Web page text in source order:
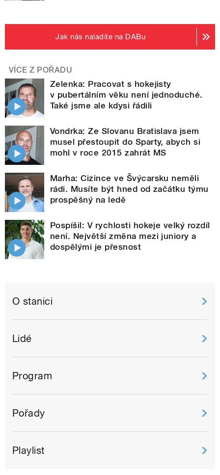
Jak nás naladíte na DABu
VÍCE Z POŘADU
Zelenka: Pracovat s hokejisty
v pubertálním věku není jednoduché.
Také jsme ale kdysi řádili
Vondrka: Ze Slovanu Bratislava jsem
musel přestoupit do Sparty, abych si
mohl v roce 2015 zahrát MS
Marha: Cizince ve Švýcarsku neměli
rádi. Musíte být hned od začátku týmu
prospěšný na ledě
Pospíšil: V rychlosti hokeje velký rozdíl
není. Největší změna mezi juniory a
dospělými je přesnost
O stanici
Lidé
Program
Pořady
Playlist